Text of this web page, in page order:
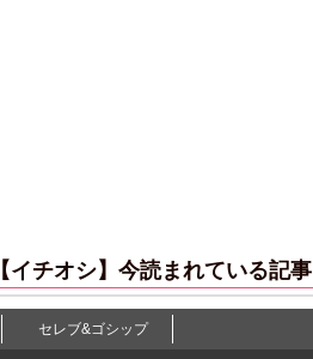
【イチオシ】今読まれている記事
セレブ&ゴシップ